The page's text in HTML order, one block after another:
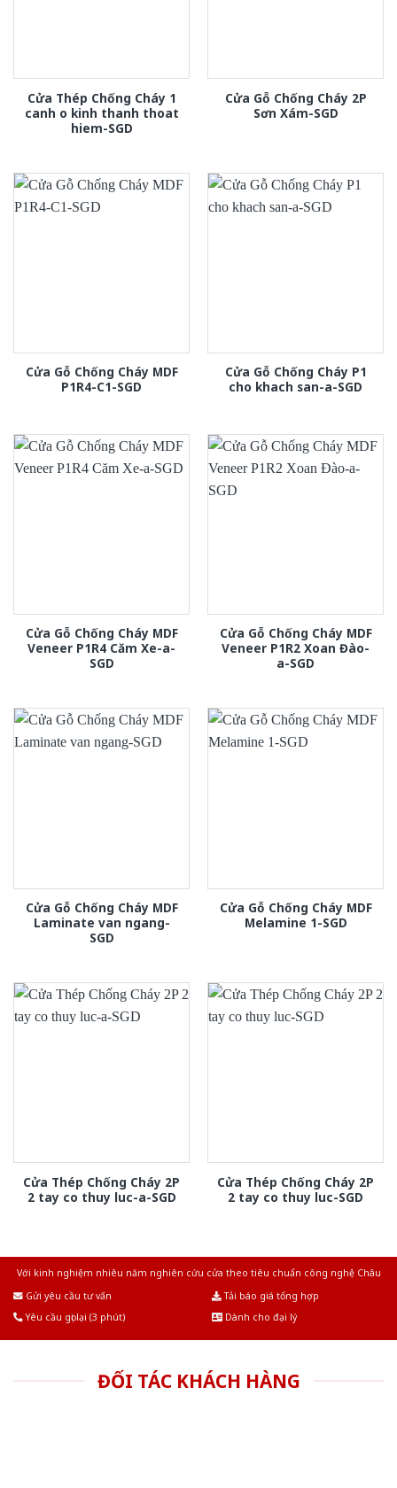
Cửa Thép Chống Cháy 1
canh o kinh thanh thoat
hiem-SGD
Cửa Gỗ Chống Cháy 2P
Sơn Xám-SGD
Cửa Gỗ Chống Cháy MDF
P1R4-C1-SGD
Cửa Gỗ Chống Cháy P1
cho khach san-a-SGD
Cửa Gỗ Chống Cháy MDF
Veneer P1R4 Căm Xe-a-
SGD
Cửa Gỗ Chống Cháy MDF
Veneer P1R2 Xoan Đào-
a-SGD
Cửa Gỗ Chống Cháy MDF
Laminate van ngang-
SGD
Cửa Gỗ Chống Cháy MDF
Melamine 1-SGD
Cửa Thép Chống Cháy 2P
2 tay co thuy luc-a-SGD
Cửa Thép Chống Cháy 2P
2 tay co thuy luc-SGD
Với kinh nghiệm nhiêu năm nghiên cứu cửa theo tiêu chuẩn công nghệ Châu
Gửi yêu cầu tư vấn
Tải báo giá tổng hợp
Yêu cầu gọi lại (3 phút)
Dành cho đại lý
ĐỐI TÁC KHÁCH HÀNG